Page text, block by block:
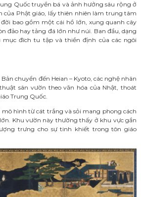
Quốc truyền bá và ảnh hưởng sâu rộng ở
của Phật giáo, lấy thiên nhiên làm trung tâm
bao gồm một cái hồ lớn, xung quanh cây
đảo hay tảng đá lớn như núi. Ban đầu, dạng
đích tu tập và thiền định của các ngôi
chuyển đến Heian – Kyoto, các nghệ nhân
sân vườn theo văn hóa của Nhật, thoát
Trung Quốc.
hình từ cát trắng và sỏi mang phong cách
Khu vườn này thường thấy ở khu vực gần
trưng cho sự tinh khiết trong tôn giáo